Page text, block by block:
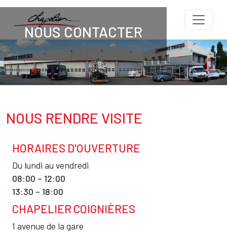
Aller au contenu principal
Image
Titre
NOUS CONTACTER
Texte
NOUS RENDRE VISITE
Texte
HORAIRES D'OUVERTURE
Du lundi au vendredi
08:00 – 12:00
13:30 – 18:00
Texte
CHAPELIER COIGNIÈRES
1 avenue de la gare